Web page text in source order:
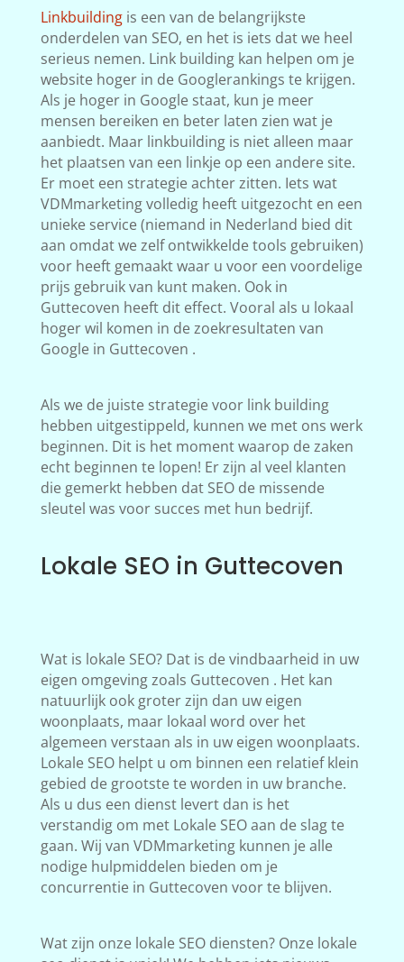
Linkbuildingis een van de belangrijkste
onderdelen van SEO, en het is iets dat we heel
serieus nemen. Link building kan helpen om je
website hoger in de Googlerankings te krijgen.
Als je hoger in Google staat, kun je meer
mensen bereiken en beter laten zien wat je
aanbiedt. Maar linkbuilding is niet alleen maar
het plaatsen van een linkje op een andere site.
Er moet een strategie achter zitten. Iets wat
VDMmarketing volledig heeft uitgezocht en een
unieke service (niemand in Nederland bied dit
aan omdat we zelf ontwikkelde tools gebruiken)
voor heeft gemaakt waar u voor een voordelige
prijs gebruik van kunt maken. Ook in
Guttecoven heeft dit effect. Vooral als u lokaal
hoger wil komen in de zoekresultaten van
Google in Guttecoven .
Als we de juiste strategie voor link building
hebben uitgestippeld, kunnen we met ons werk
beginnen. Dit is het moment waarop de zaken
echt beginnen te lopen! Er zijn al veel klanten
die gemerkt hebben dat SEO de missende
sleutel was voor succes met hun bedrijf.
Lokale SEO in Guttecoven
Wat is lokale SEO? Dat is de vindbaarheid in uw
eigen omgeving zoals Guttecoven . Het kan
natuurlijk ook groter zijn dan uw eigen
woonplaats, maar lokaal word over het
algemeen verstaan als in uw eigen woonplaats.
Lokale SEO helpt u om binnen een relatief klein
gebied de grootste te worden in uw branche.
Als u dus een dienst levert dan is het
verstandig om met Lokale SEO aan de slag te
gaan. Wij van VDMmarketing kunnen je alle
nodige hulpmiddelen bieden om je
concurrentie in Guttecoven voor te blijven.
Wat zijn onze lokale SEO diensten? Onze lokale